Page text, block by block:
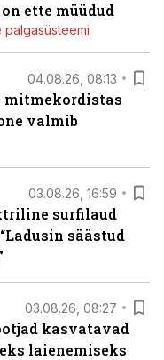
ette müüdud
palgasüsteemi
04.08.26, 08:13
mitmekordistas
valmib
03.08.26, 16:59
surfilaud
säästud
03.08.26, 08:27
kasvatavad
laienemiseks